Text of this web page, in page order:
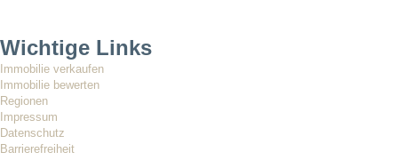
Wichtige Links
Immobilie verkaufen
Immobilie bewerten
Regionen
Impressum
Datenschutz
Barrierefreiheit